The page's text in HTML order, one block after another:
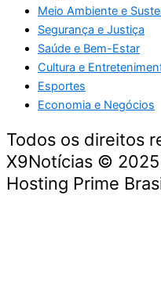
Meio Ambiente e
Segurança e Justiça
Saúde e Bem-Estar
Cultura e
Esportes
Economia e Negócios
Todos os direitos
X9Notícias ©
Hosting Prime